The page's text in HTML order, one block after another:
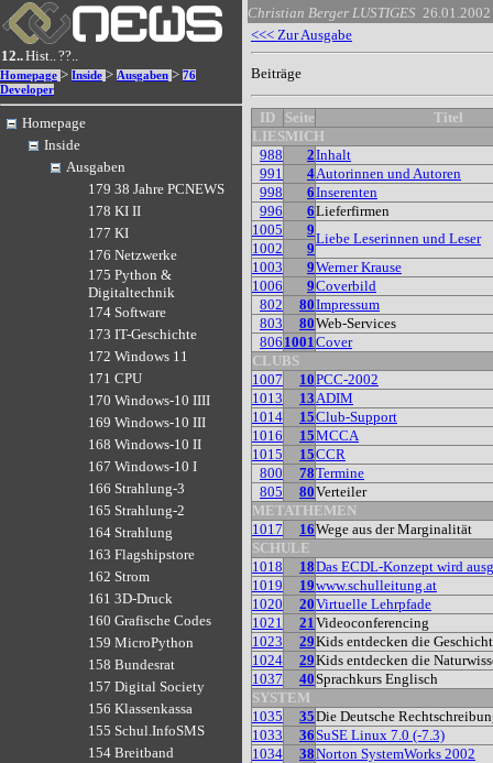
12..Hist..??..
Homepage > Inside > Ausgaben > 76
Developer
Homepage
Inside
Ausgaben
179 38 Jahre PCNEWS
178 KI II
177 KI
176 Netzwerke
175 Python &
Digitaltechnik
174 Software
173 IT-Geschichte
172 Windows 11
171 CPU
170 Windows-10 IIII
169 Windows-10 III
168 Windows-10 II
167 Windows-10 I
166 Strahlung-3
165 Strahlung-2
164 Strahlung
163 Flagshipstore
162 Strom
161 3D-Druck
160 Grafische Codes
159 MicroPython
158 Bundesrat
157 Digital Society
156 Klassenkassa
155 Schul.InfoSMS
154 Breitband
Christian Berger LUSTIGES 26.01.2002
<<< Zur Ausgabe
Beiträge
ID Seite
Titel
LIESMICH
988
2Inhalt
991
4Autorinnen und Autoren
998
6Inserenten
996
6Lieferfirmen
1005
9
Liebe Leserinnen und Leser
1002
9
1003
9Werner Krause
1006
9Coverbild
802
80Impressum
803
80Web-Services
806 1001Cover
CLUBS
1007
10PCC-2002
1013
13ADIM
1014
15Club-Support
1016
15MCCA
1015
15CCR
800
78Termine
805
80Verteiler
METATHEMEN
1017
16Wege aus der Marginalität
SCHULE
1018
18Das ECDL-Konzept wird
1019
19www.schulleitung.at
1020
20Virtuelle Lehrpfade
1021
21Videoconferencing
1023
29Kids entdecken die
1024
29Kids entdecken die
1037
40Sprachkurs Englisch
SYSTEM
1035
35Die Deutsche
1033
36SuSE Linux 7.0 (-7.3)
1034
38Norton SystemWorks 2002